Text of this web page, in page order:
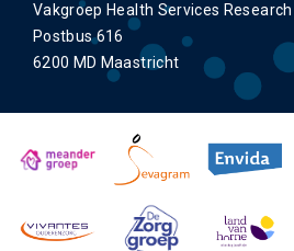
Vakgroep Health Services Research
Postbus 616
6200 MD Maastricht